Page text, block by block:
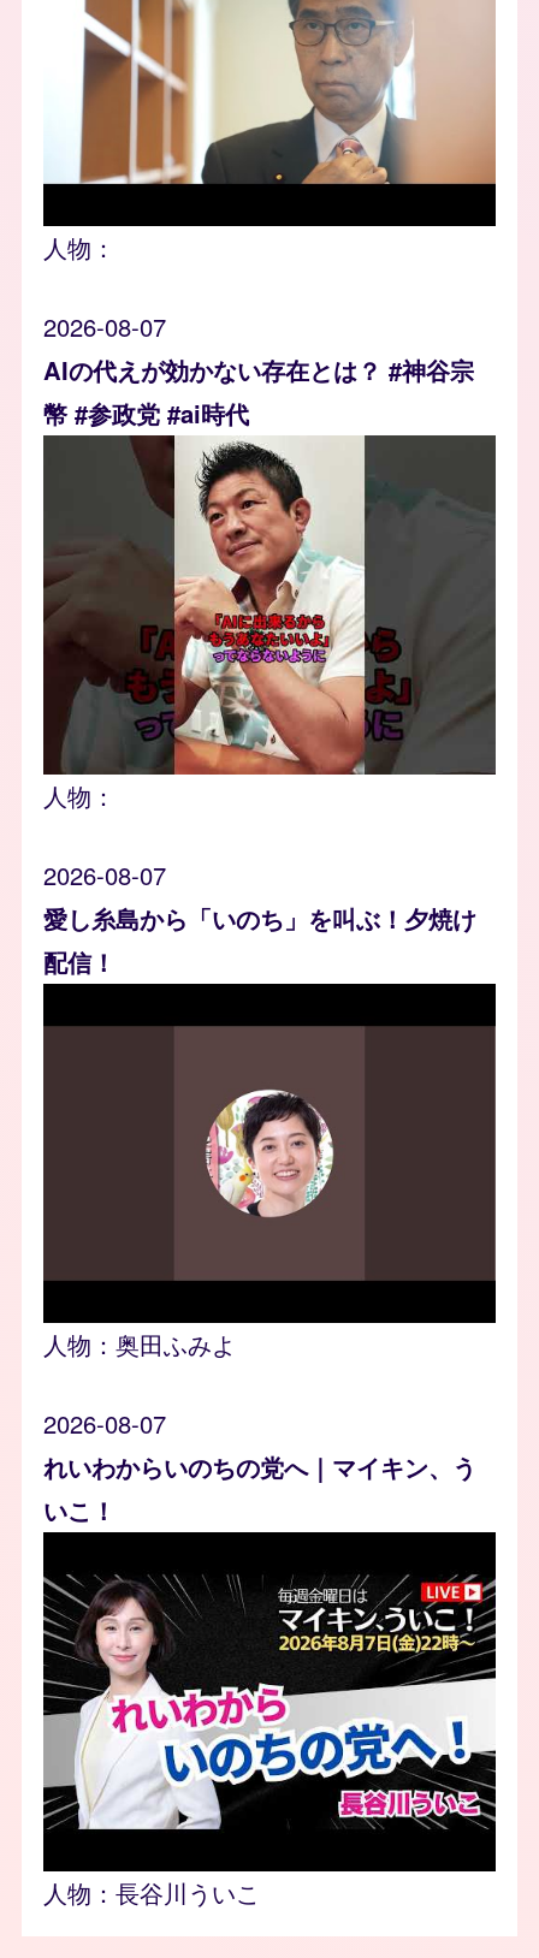
人物：
2026-08-07
AIの代えが効かない存在とは？ #神谷宗
幣 #参政党 #ai時代
人物：
2026-08-07
愛し糸島から「いのち」を叫ぶ！夕焼け
配信！
人物： 奥田ふみよ
2026-08-07
れいわからいのちの党へ｜マイキン、う
いこ！
人物： 長谷川ういこ